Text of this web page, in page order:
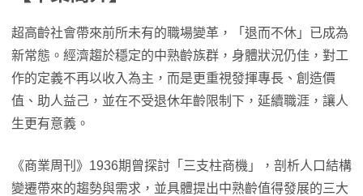
超高齡社會帶來前所未有的職場變革，「退而不休」已成為
新常態。經濟趨於穩定的中熟齡族群，身體狀況仍佳，對工
作的定義不再以收入為主，而是更重視發揮專長、創造價
值、助人益己，並在不受退休年齡限制下，延續職涯，讓人
生更有意義。
《商業周刊》1936期曾探討「三支柱商機」，剖析人口結構
變遷帶來的趨勢與需求，並具體提出中熟齡值得發展的三大